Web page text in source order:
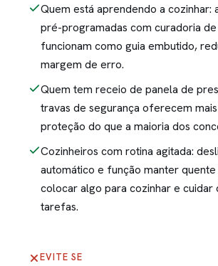
Quem está aprendendo a cozinhar:
pré-programadas com curadoria de
funcionam como guia embutido,
margem de erro.
Quem tem receio de panela de
travas de segurança oferecem
proteção do que a maioria dos
Cozinheiros com rotina agitada:
automático e função manter
colocar algo para cozinhar e cuidar
tarefas.
EVITE SE